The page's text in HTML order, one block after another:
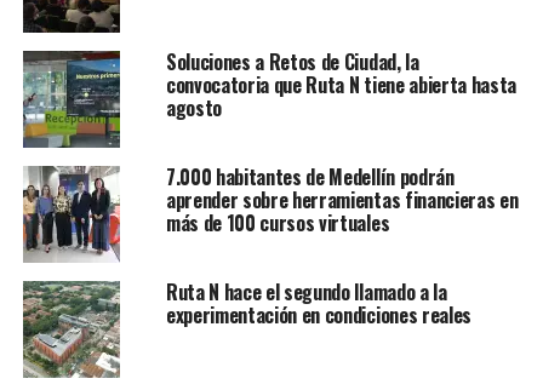
Soluciones a Retos de Ciudad, la
convocatoria que Ruta N tiene abierta hasta
agosto
7.000 habitantes de Medellín podrán
aprender sobre herramientas financieras en
más de 100 cursos virtuales
Ruta N hace el segundo llamado a la
experimentación en condiciones reales